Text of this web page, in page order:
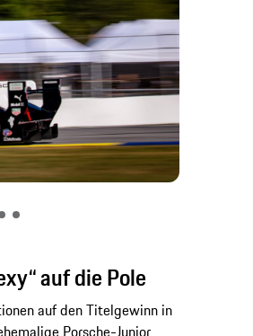
auf die Pole
auf den Titelgewinn in
Porsche-Junior